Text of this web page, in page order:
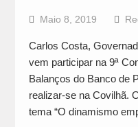
Maio 8, 2019
Carlos Costa,
vem participar na 9ª
Balanços do Banco de
realizar-se na Covilhã.
tema “O dinamismo